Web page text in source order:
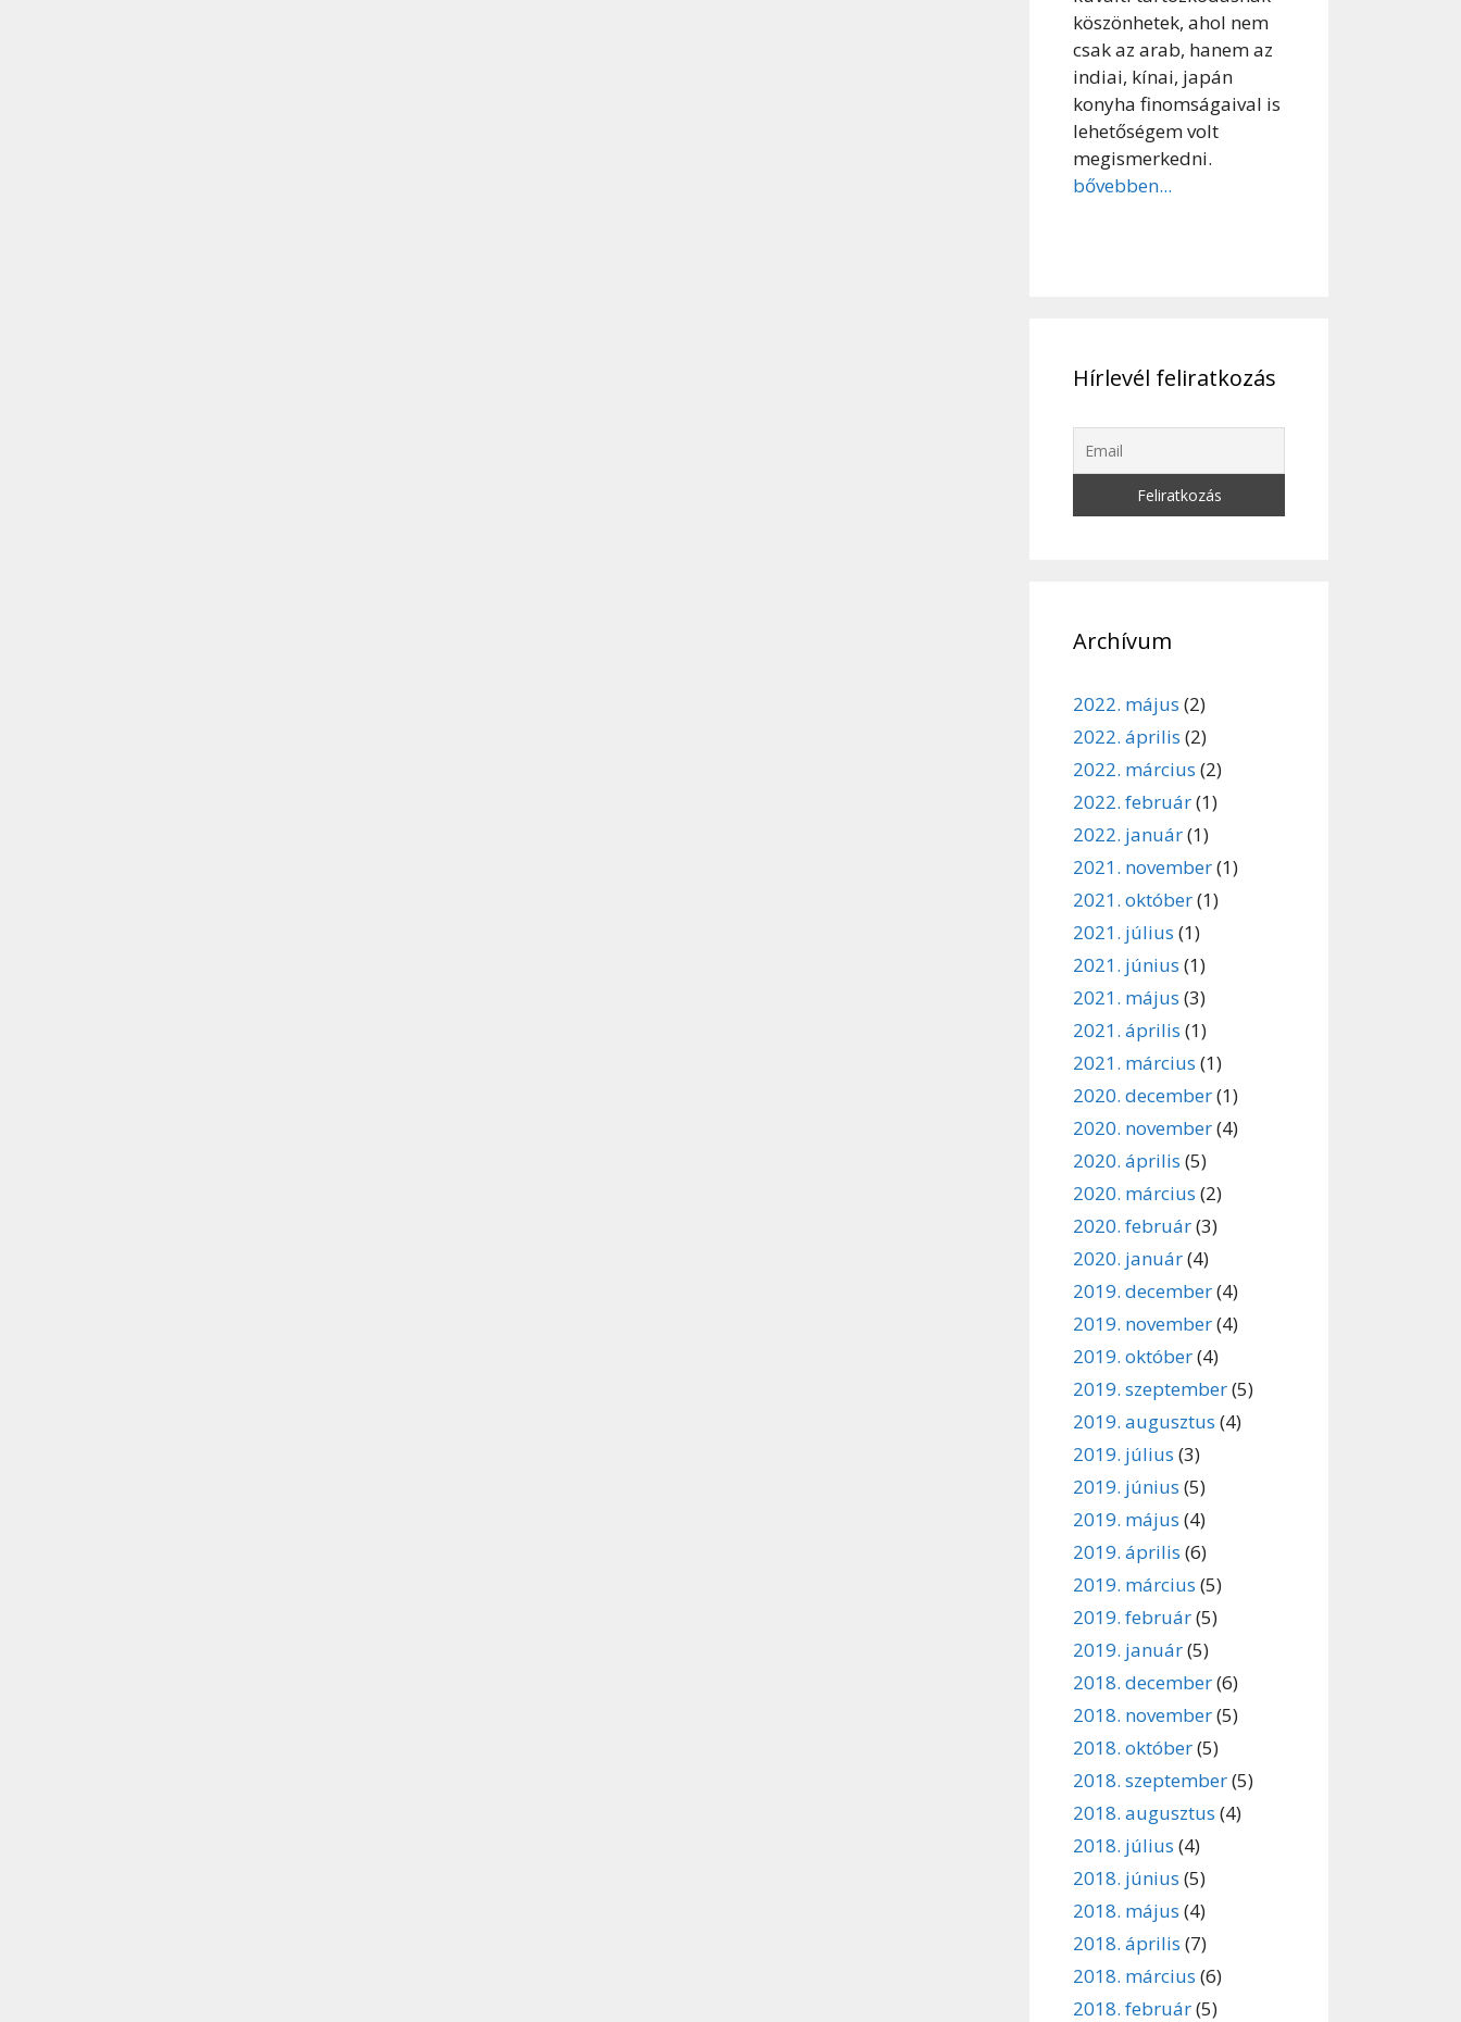
köszönhetek, ahol nem
csak az arab, hanem az
indiai, kínai, japán
konyha finomságaival is
lehetőségem volt
megismerkedni.
bővebben...
Hírlevél feliratkozás
Archívum
2022. május (2)
2022. április (2)
2022. március (2)
2022. február(1)
2022. január(1)
2021. november(1)
2021. október(1)
2021. július (1)
2021. június (1)
2021. május (3)
2021. április (1)
2021. március (1)
2020. december(1)
2020. november(4)
2020. április (5)
2020. március (2)
2020. február(3)
2020. január(4)
2019. december(4)
2019. november(4)
2019. október(4)
2019. szeptember(5)
2019. augusztus (4)
2019. július (3)
2019. június (5)
2019. május (4)
2019. április (6)
2019. március (5)
2019. február(5)
2019. január(5)
2018. december(6)
2018. november(5)
2018. október(5)
2018. szeptember(5)
2018. augusztus (4)
2018. július (4)
2018. június (5)
2018. május (4)
2018. április (7)
2018. március (6)
2018. február(5)